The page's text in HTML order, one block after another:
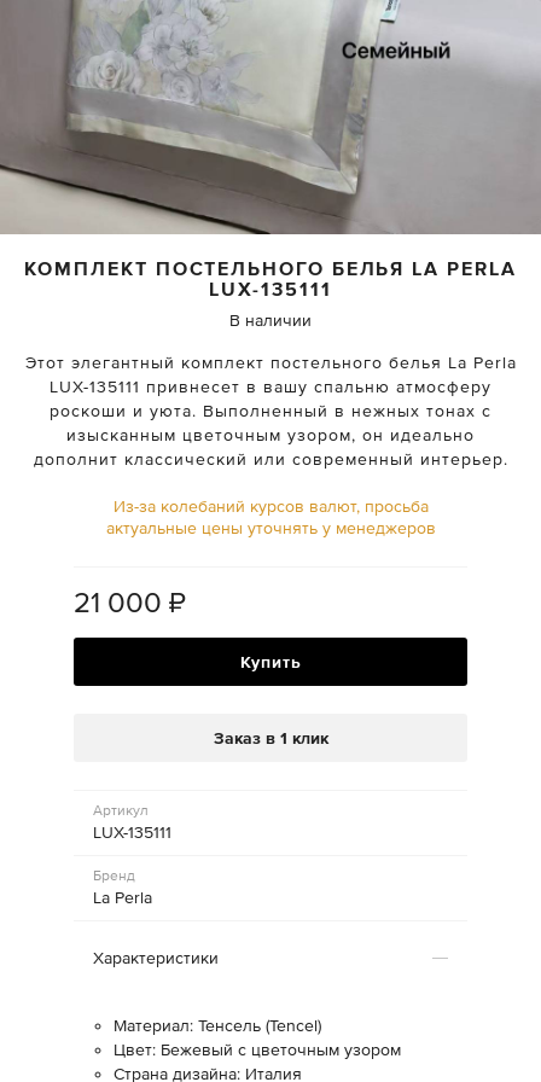
КОМПЛЕКТ ПОСТЕЛЬНОГО БЕЛЬЯ LA PERLA
LUX-135111
В наличии
Этот элегантный комплект постельного белья La Perla
LUX-135111 привнесет в вашу спальню атмосферу
роскоши и уюта. Выполненный в нежных тонах с
изысканным цветочным узором, он идеально
дополнит классический или современный интерьер.
Из-за колебаний курсов валют, просьба
актуальные цены уточнять у менеджеров
21 000 ₽
Купить
Заказ в 1 клик
Артикул
LUX-135111
Бренд
La Perla
Характеристики
Материал: Тенсель (Tencel)
Цвет: Бежевый с цветочным узором
Страна дизайна: Италия